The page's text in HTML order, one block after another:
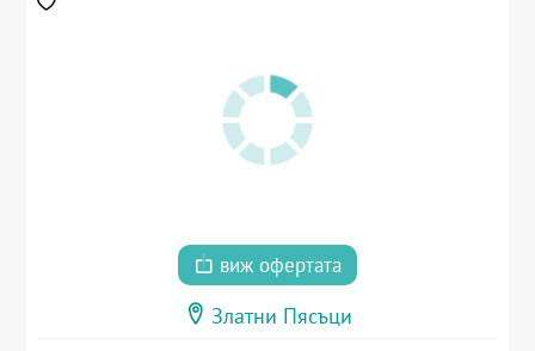
виж офертата
Златни Пясъци